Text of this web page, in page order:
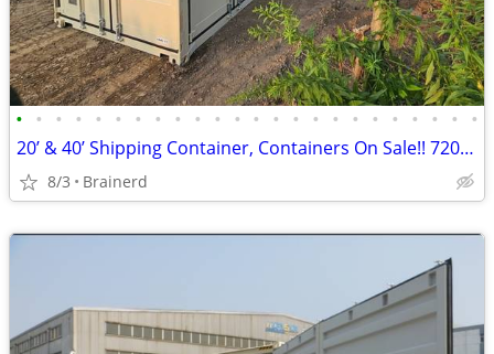
• • • • • • • • • • • • • • • • • • • • • • • •
20’ & 40’ Shipping Container, Containers On Sale!! 720-315-2454
8/3 Brainerd